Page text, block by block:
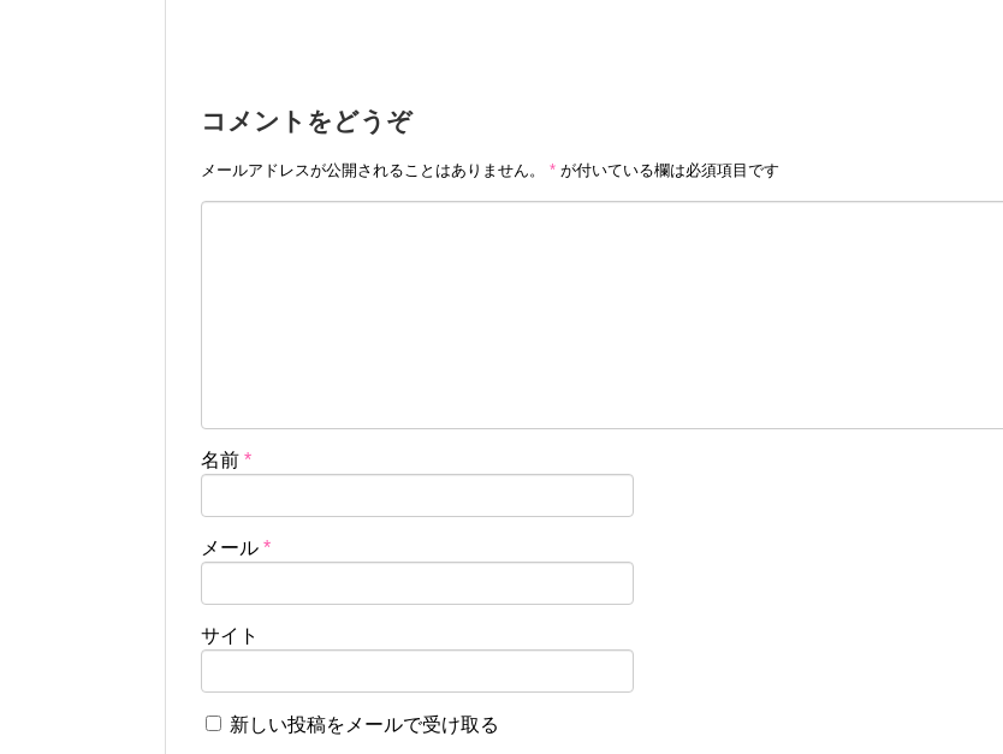
コメントをどうぞ
メールアドレスが公開されることはありません。 * が付いている欄は必須項目です
名前 *
メール *
サイト
新しい投稿をメールで受け取る